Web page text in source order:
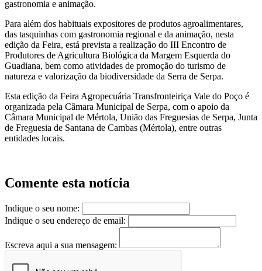
gastronomia e animação.
Para além dos habituais expositores de produtos agroalimentares,
das tasquinhas com gastronomia regional e da animação, nesta
edição da Feira, está prevista a realização do III Encontro de
Produtores de Agricultura Biológica da Margem Esquerda do
Guadiana, bem como atividades de promoção do turismo de
natureza e valorização da biodiversidade da Serra de Serpa.
Esta edição da Feira Agropecuária Transfronteiriça Vale do Poço é
organizada pela Câmara Municipal de Serpa, com o apoio da
Câmara Municipal de Mértola, União das Freguesias de Serpa, Junta
de Freguesia de Santana de Cambas (Mértola), entre outras
entidades locais.
Comente esta notícia
Indique o seu nome:
Indique o seu endereço de email:
Escreva aqui a sua mensagem: